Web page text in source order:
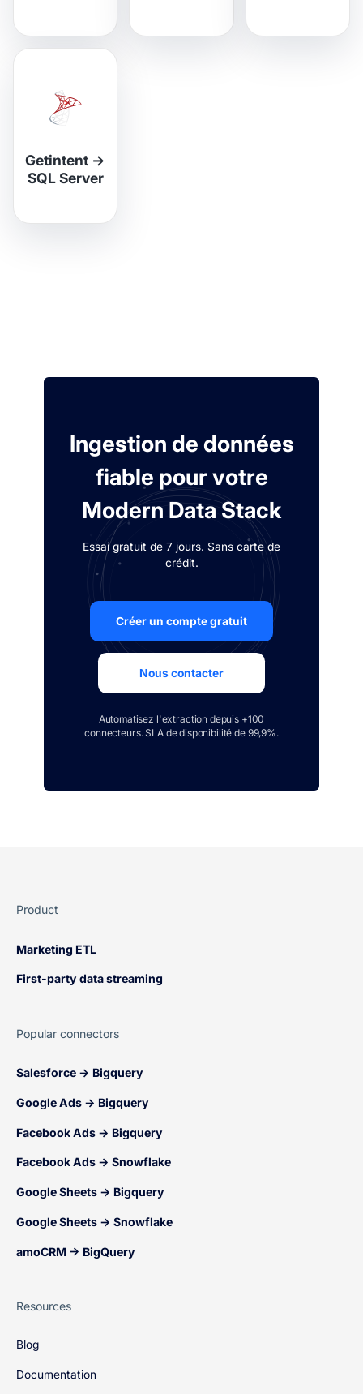
Getintent →
SQL Server
Ingestion de données
fiable pour votre
Modern Data Stack
Essai gratuit de 7 jours. Sans carte de
crédit.
Créer un compte gratuit
Nous contacter
Automatisez l'extraction depuis +100
connecteurs. SLA de disponibilité de 99,9%.
Product
Marketing ETL
First-party data streaming
Popular connectors
Salesforce → Bigquery
Google Ads → Bigquery
Facebook Ads → Bigquery
Facebook Ads → Snowflake
Google Sheets → Bigquery
Google Sheets → Snowflake
amoCRM → BigQuery
Resources
Blog
Documentation